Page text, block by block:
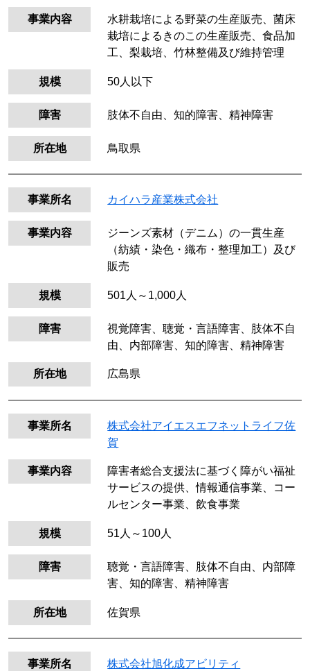
事業内容
水耕栽培による野菜の生産販売、菌床
栽培によるきのこの生産販売、食品加
工、梨栽培、竹林整備及び維持管理
規模 50人以下
障害 肢体不自由、知的障害、精神障害
所在地 鳥取県
事業所名 カイハラ産業株式会社
事業内容
ジーンズ素材（デニム）の一貫生産
（紡績・染色・織布・整理加工）及び
販売
規模 501人～1,000人
障害
視覚障害、聴覚・言語障害、肢体不自
由、内部障害、知的障害、精神障害
所在地 広島県
事業所名
株式会社アイエスエフネットライフ佐
賀
事業内容
障害者総合支援法に基づく障がい福祉
サービスの提供、情報通信事業、コー
ルセンター事業、飲食事業
規模 51人～100人
障害
聴覚・言語障害、肢体不自由、内部障
害、知的障害、精神障害
所在地 佐賀県
事業所名 株式会社旭化成アビリティ